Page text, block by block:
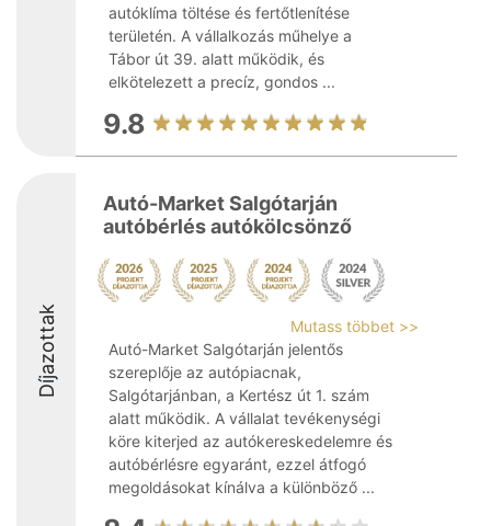
autóklíma töltése és fertőtlenítése
területén. A vállalkozás műhelye a
Tábor út 39. alatt működik, és
elkötelezett a precíz, gondos ...
9.8
Díjazottak
Autó-Market Salgótarján
autóbérlés autókölcsönző
Mutass többet >>
Autó-Market Salgótarján jelentős
szereplője az autópiacnak,
Salgótarjánban, a Kertész út 1. szám
alatt működik. A vállalat tevékenységi
köre kiterjed az autókereskedelemre és
autóbérlésre egyaránt, ezzel átfogó
megoldásokat kínálva a különböző ...